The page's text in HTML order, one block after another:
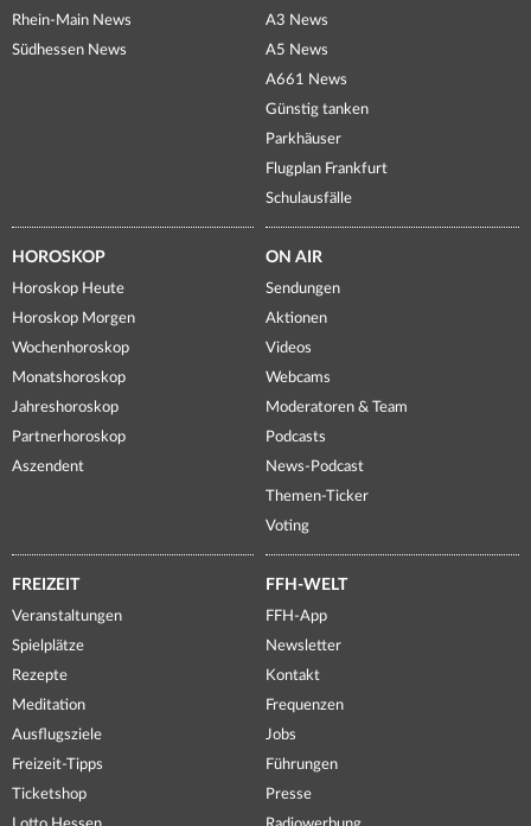
Rhein-Main News
Südhessen News
A3 News
A5 News
A661 News
Günstig tanken
Parkhäuser
Flugplan Frankfurt
Schulausfälle
HOROSKOP
Horoskop Heute
Horoskop Morgen
Wochenhoroskop
Monatshoroskop
Jahreshoroskop
Partnerhoroskop
Aszendent
ON AIR
Sendungen
Aktionen
Videos
Webcams
Moderatoren & Team
Podcasts
News-Podcast
Themen-Ticker
Voting
FREIZEIT
Veranstaltungen
Spielplätze
Rezepte
Meditation
Ausflugsziele
Freizeit-Tipps
Ticketshop
FFH-WELT
FFH-App
Newsletter
Kontakt
Frequenzen
Jobs
Führungen
Presse